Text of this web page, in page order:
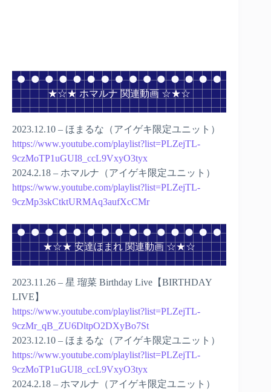
★☆★ ホマルナ 関連動画 ☆★☆
2023.12.10 – ほまるな（アイゲキ限定ユニット）
https://www.youtube.com/playlist?list=PLZejTL-
9czMoTP1uGUI8_ccL9VxyO3tyx
2024.2.18 – ホマルナ（アイゲキ限定ユニット）
https://www.youtube.com/playlist?list=PLZejTL-
9czMp3skCtktURMAq3aufXcCMr
★☆★ 安達ほまれ 関連動画 ☆★☆
2023.11.26 – 星 瑠菜 Birthday Live【BIRTHDAY
LIVE】
https://www.youtube.com/playlist?list=PLZejTL-
9czMr_qB_ZU6DltpO2DXyBo7St
2023.12.10 – ほまるな（アイゲキ限定ユニット）
https://www.youtube.com/playlist?list=PLZejTL-
9czMoTP1uGUI8_ccL9VxyO3tyx
2024.2.18 – ホマルナ（アイゲキ限定ユニット）